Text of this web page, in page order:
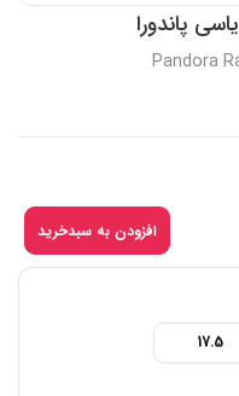
پاندورا
Pandora
افزودن به سبدخرید
17.5